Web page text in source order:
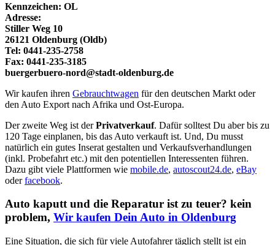
Kennzeichen: OL
Adresse:
Stiller Weg 10
26121 Oldenburg (Oldb)
Tel: 0441-235-2758
Fax: 0441-235-3185
buergerbuero-nord@stadt-oldenburg.de
Wir kaufen ihren Gebrauchtwagen für den deutschen Markt oder
den Auto Export nach Afrika und Ost-Europa.
Der zweite Weg ist derPrivatverkauf. Dafür solltest Du aber bis zu
120 Tage einplanen, bis das Auto verkauft ist. Und, Du musst
natürlich ein gutes Inserat gestalten und Verkaufsverhandlungen
(inkl. Probefahrt etc.) mit den potentiellen Interessenten führen.
Dazu gibt viele Plattformen wie mobile.de, autoscout24.de, eBay
oderfacebook.
Auto kaputt und die Reparatur ist zu teuer? kein
problem, Wir kaufen Dein Auto in Oldenburg
Eine Situation, die sich für viele Autofahrer täglich stellt ist ein